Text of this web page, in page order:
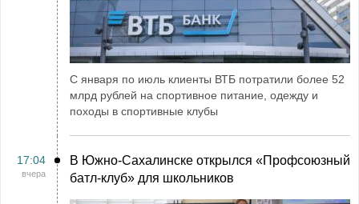
С января по июль клиенты ВТБ потратили более 52
млрд рублей на спортивное питание, одежду и
походы в спортивные клубы
17:04
вчера
В Южно-Сахалинске открылся «Профсоюзный
батл-клуб» для школьников